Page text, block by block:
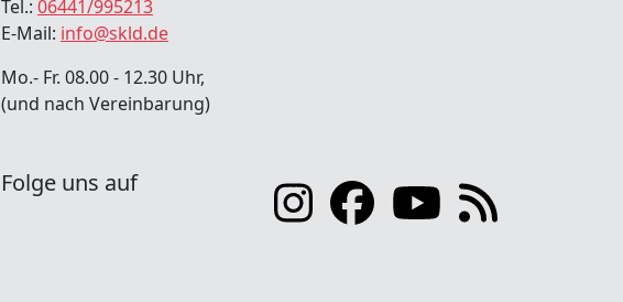
Tel.: 06441/995213
E-Mail: info@skld.de
Mo.- Fr. 08.00 - 12.30 Uhr,
(und nach Vereinbarung)
Folge uns auf